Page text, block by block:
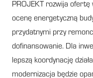
PROJEKT rozwija ofertę
ocenę energetyczną
przydatnymi przy
dofinansowanie. Dla
lepszą koordynację
modernizacja będzie